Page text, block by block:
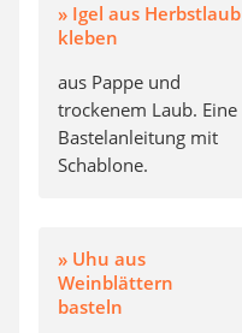
» Igel aus Herbstlaub
kleben
aus Pappe und
trockenem Laub. Eine
Bastelanleitung mit
Schablone.
» Uhu aus
Weinblättern
basteln